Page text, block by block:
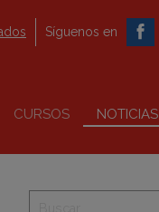
CURSOS NOTICIAS
Síguenos en